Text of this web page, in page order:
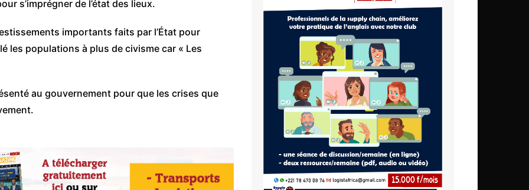
s’imprégner de l’état des lieux.
importants faits par l’État pour
les populations à plus de civisme car « Les
au gouvernement pour que les crises que